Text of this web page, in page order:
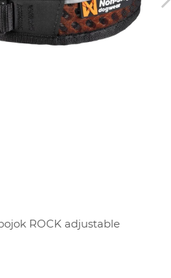
ROCK adjustable